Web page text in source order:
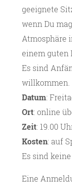
geeignete
wenn Du
Atmosphäre
einem guten
Es sind
willkommen.
Datum:
Ort: online
Zeit: 19.00
Kosten: auf
Es sind
Eine